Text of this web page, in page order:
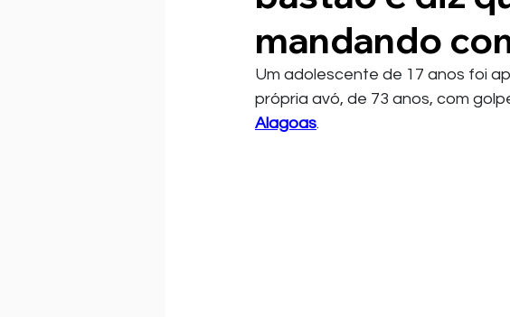
mandando
Um adolescente de 17 anos foi
própria avó, de 73 anos, com
Alagoas.